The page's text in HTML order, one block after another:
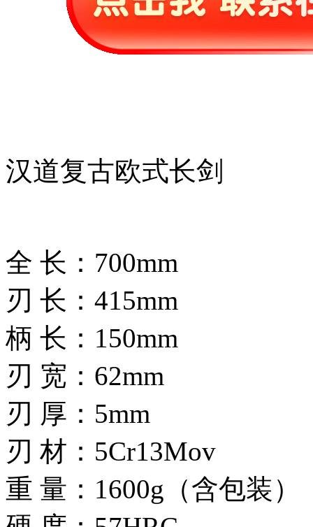
汉道复古欧式长剑
全 长：700mm
刃 长：415mm
柄 长：150mm
刃 宽：62mm
刃 厚：5mm
刃 材：5Cr13Mov
重 量：1600g（含包装）